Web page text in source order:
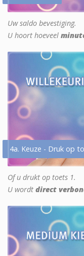
Uw saldo bevestiging.
U hoort hoeveel
4a. Keuze - Druk op
Of u drukt op toets 1.
U wordt direct